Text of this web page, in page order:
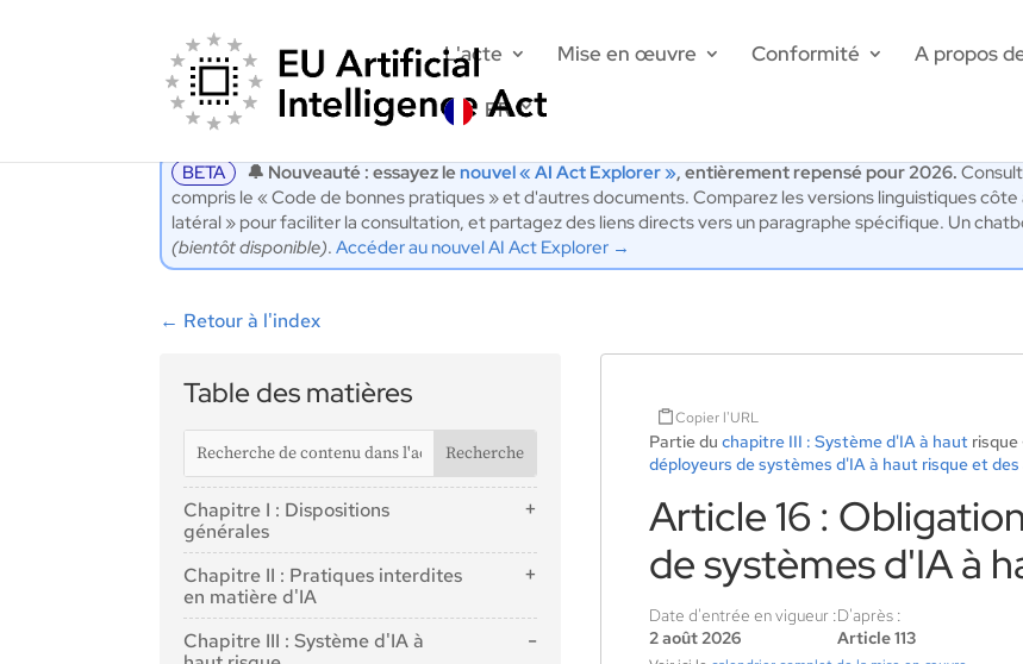
L'acte Mise en œuvre Conformité A propos
FR
BETA 🔔 Nouveauté : essayez lenouvel « AI Act Explorer », entièrement repensé pour 2026.
compris le « Code de bonnes pratiques » et d'autres documents. Comparez les versions linguistiques
latéral » pour faciliter la consultation, et partagez des liens directs vers un paragraphe spécifique. Un
(bientôt disponible).Accéder au nouvel AI Act Explorer →
← Retour à l'index
Table des matières
Chapitre I : Dispositions
générales
Article 1 : Objet
Article 2 : Champ d'application
Article 4 : Maîtrise de l'IA
Chapitre II : Pratiques interdites
en matière d'IA
Article 5 : Pratiques interdites en matière
d'IA
Chapitre III : Système d'IA à
Copier l'URL
Partie du chapitre III : Système d'IA à hautrisque
déployeurs de systèmes d'IA à haut risque et
Article 16 :
de systèmes d'IA à
Date d'entrée en vigueur :
2 août 2026
D'après :
Article 113